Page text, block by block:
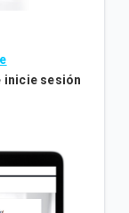
inicie sesión